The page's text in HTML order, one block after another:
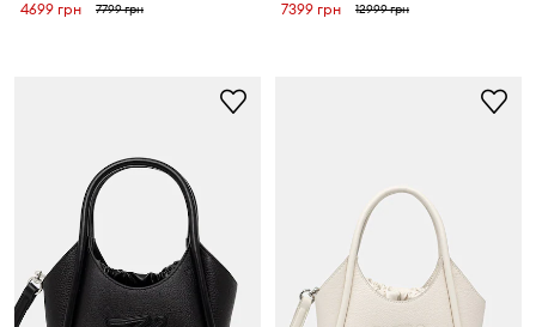
4699 грн
7799 грн
7399 грн
12999 грн